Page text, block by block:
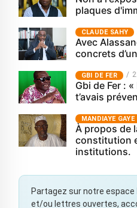
plaques
CLAUDE SAHY
Avec
concrets
GBI DE FER
Gbi de Fer :
t’avais
MANDIAYE GAYE
À propos de
constitution
institutions.
Partagez sur notre espace
et/ou lettres ouvertes,